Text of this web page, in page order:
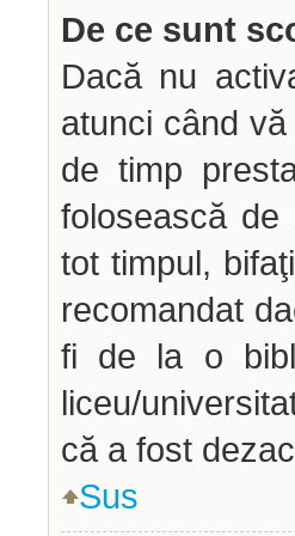
De ce sunt
Dacă nu
atunci când
de timp
folosească de
tot timpul,
recomandat
fi de la o
liceu/
că a fost
Sus